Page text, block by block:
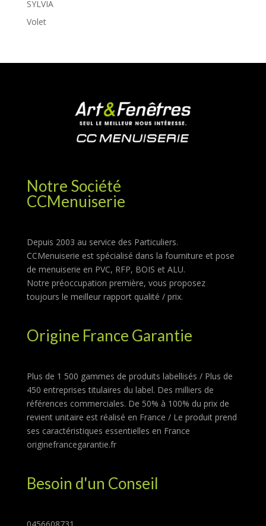
SYLVIA
Volet
Notre Société
CCMenuiserie
Depuis 2003 au service des Particuliers.
CCMenuiserie est spécialisé dans la fourniture et pose
de menuiserie en PVC, RFP, BOIS et ALU.
Notre préoccupation première, vous proposez
toujours le meilleur rapport qualité / prix.
Origine France Garantie
Plus de 1 500 gammes de produits labellisés / Plus de
450 entreprises titulaires du label. Des milliers de
références commerciales. De 50% à 100% du prix de
revient unitaire est réalisé en France / Le produit prend
ses caractéristiques essentielles en France
originefrancegarantie.fr
Besoin d'un Conseil